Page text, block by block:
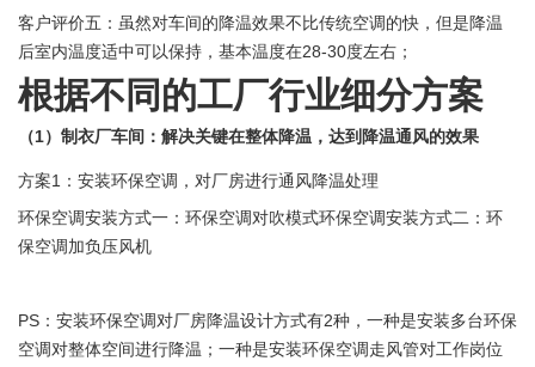
客户评价五：虽然对车间的降温效果不比传统空调的快，但是降温
后室内温度适中可以保持，基本温度在28-30度左右；
根据不同的工厂行业细分方案
（1）制衣厂车间：解决关键在整体降温，达到降温通风的效果
方案1：安装环保空调，对厂房进行通风降温处理
环保空调安装方式一：环保空调对吹模式环保空调安装方式二：环
保空调加负压风机
PS：安装环保空调对厂房降温设计方式有2种，一种是安装多台环保
空调对整体空间进行降温；一种是安装环保空调走风管对工作岗位